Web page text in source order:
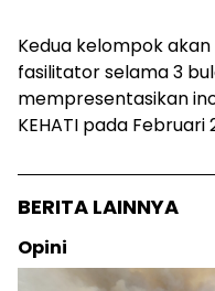
Kedua kelompok
fasilitator selama 3
mempresentasikan
KEHATI pada Februari
BERITA LAINNYA
Opini